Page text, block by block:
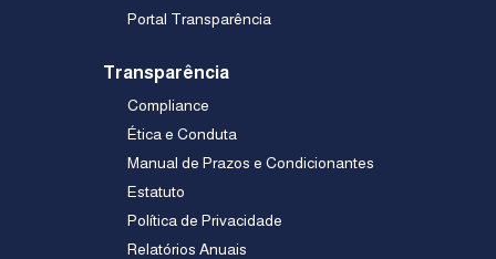
Portal Transparência
Transparência
Compliance
Ética e Conduta
Manual de Prazos e Condicionantes
Estatuto
Política de Privacidade
Relatórios Anuais